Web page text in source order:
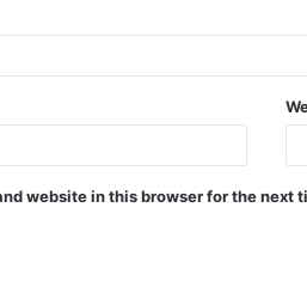
website in this browser for the next